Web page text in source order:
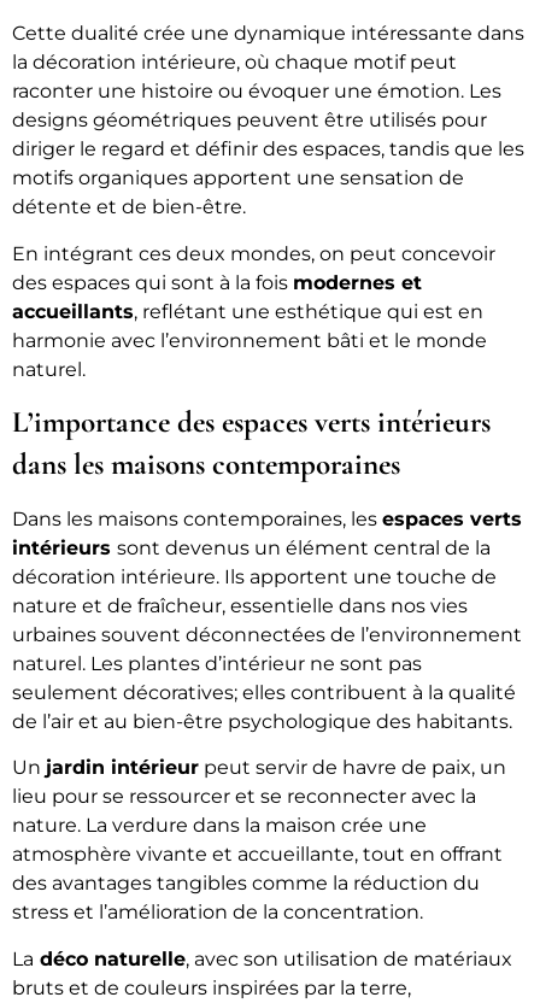
Cette dualité crée une dynamique intéressante dans
la décoration intérieure, où chaque motif peut
raconter une histoire ou évoquer une émotion. Les
designs géométriques peuvent être utilisés pour
diriger le regard et définir des espaces, tandis que les
motifs organiques apportent une sensation de
détente et de bien-être.
En intégrant ces deux mondes, on peut concevoir
des espaces qui sont à la fois modernes et
accueillants, reflétant une esthétique qui est en
harmonie avec l’environnement bâti et le monde
naturel.
L’importance des espaces verts intérieurs
dans les maisons contemporaines
Dans les maisons contemporaines, les espaces verts
intérieurs sont devenus un élément central de la
décoration intérieure. Ils apportent une touche de
nature et de fraîcheur, essentielle dans nos vies
urbaines souvent déconnectées de l’environnement
naturel. Les plantes d’intérieur ne sont pas
seulement décoratives; elles contribuent à la qualité
de l’air et au bien-être psychologique des habitants.
Un jardin intérieur peut servir de havre de paix, un
lieu pour se ressourcer et se reconnecter avec la
nature. La verdure dans la maison crée une
atmosphère vivante et accueillante, tout en offrant
des avantages tangibles comme la réduction du
stress et l’amélioration de la concentration.
La déco naturelle, avec son utilisation de matériaux
bruts et de couleurs inspirées par la terre,